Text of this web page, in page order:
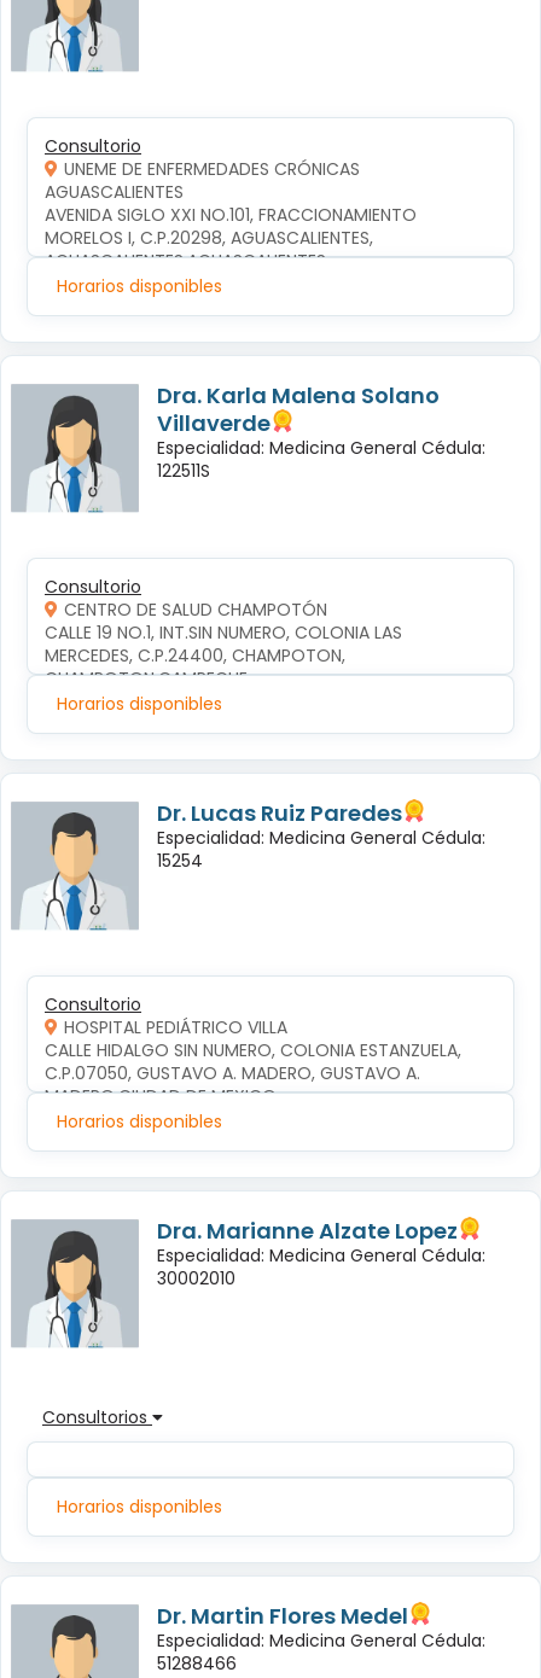
Consultorio
UNEME DE ENFERMEDADES CRÓNICAS
AGUASCALIENTES
AVENIDA SIGLO XXI NO.101, FRACCIONAMIENTO
MORELOS I, C.P.20298, AGUASCALIENTES,
AGUASCALIENTES,AGUASCALIENTES
Horarios disponibles
Dra. Karla Malena Solano
Villaverde
Especialidad: Medicina General Cédula:
122511S
Consultorio
CENTRO DE SALUD CHAMPOTÓN
CALLE 19 NO.1, INT.SIN NUMERO, COLONIA LAS
MERCEDES, C.P.24400, CHAMPOTON,
CHAMPOTON,CAMPECHE
Horarios disponibles
Dr. Lucas Ruiz Paredes
Especialidad: Medicina General Cédula:
15254
Consultorio
HOSPITAL PEDIÁTRICO VILLA
CALLE HIDALGO SIN NUMERO, COLONIA ESTANZUELA,
C.P.07050, GUSTAVO A. MADERO, GUSTAVO A.
MADERO,CIUDAD DE MEXICO
Horarios disponibles
Dra. Marianne Alzate Lopez
Especialidad: Medicina General Cédula:
30002010
Consultorios
Horarios disponibles
Dr. Martin Flores Medel
Especialidad: Medicina General Cédula:
51288466